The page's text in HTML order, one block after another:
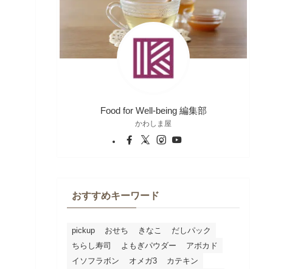
Food for Well-being 編集部
かわしま屋
おすすめキーワード
pickup おせち きなこ
だしパック
ちらし寿司
よもぎパウダー
アボカド
イソフラボン
オメガ3 カテキン